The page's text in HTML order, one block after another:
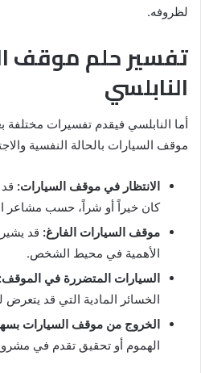
لظروفه.
تفسير حلم موقف
النابلسي
أما النابلسي فيقدم تفسيرات
موقف السيارات بالحالة النفسية
الانتظار في موقف السيارات:
كان خيراً أو شراً، حسب مشاعر
موقف السيارات الفارغ: قد
الأهمية في محيط الشخص.
السيارات المتضررة في الموقف:
الخسائر المادية التي قد يتعرض
الخروج من موقف السيارات
الهموم أو تحقيق تقدم في